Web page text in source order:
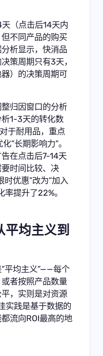
（点击后14天内
不同产品的购买
析显示，快消品
策周期只有3天，
）的决策周期可
归因窗口的分析
1-3天的转化数
于耐用品，重点
”长期影响力”。
在点击后7-14天
时间比较、决
时优惠”改为”加入
率提升了22%。
平均主义到
平均主义”——每个
者按照产品数量
，实则是对资源
实践是基于数据的
流向ROI最高的地